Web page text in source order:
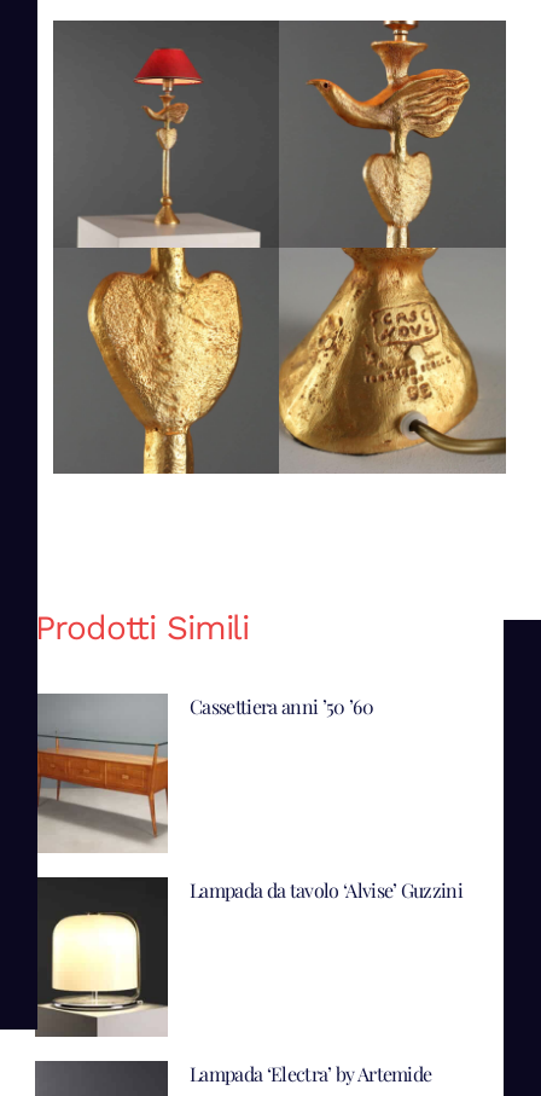
Prodotti Simili
Cassettiera anni ’50 ’60
Lampada da tavolo ‘Alvise’ Guzzini
Lampada ‘Electra’ by Artemide